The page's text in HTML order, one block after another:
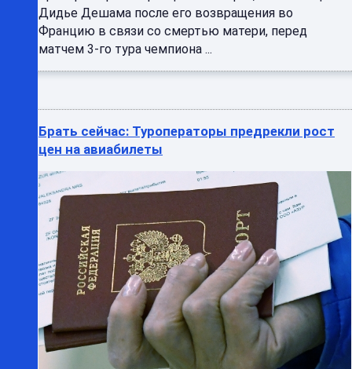
Дидье Дешама после его возвращения во
Францию в связи со смертью матери, перед
матчем 3-го тура чемпиона ...
Брать сейчас: Туроператоры предрекли рост
цен на авиабилеты